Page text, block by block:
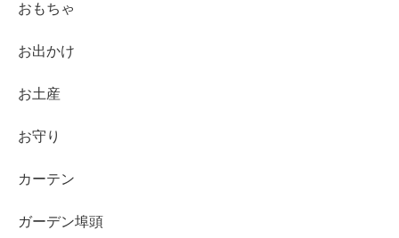
おもちゃ
お出かけ
お土産
お守り
カーテン
ガーデン埠頭